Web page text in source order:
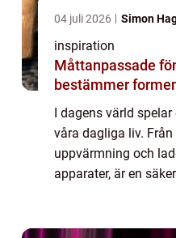
04 juli 2026 Simon
inspiration
Måttanpassade fönster
bestämmer
I dagens värld
våra dagliga liv.
uppvärmning och
apparater, är en